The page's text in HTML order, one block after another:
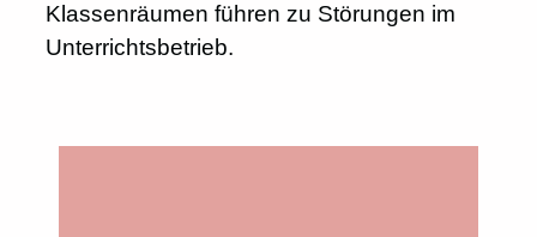
Klassenräumen führen zu Störungen im
Unterrichtsbetrieb.